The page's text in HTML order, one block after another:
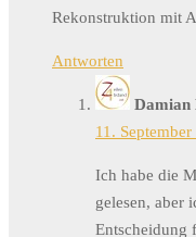
Rekonstruktion mit
Antworten
Damian
11.
Ich habe die
gelesen, aber
Entscheidung